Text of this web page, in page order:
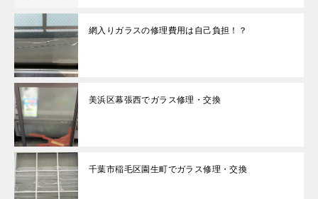
網入りガラスの修理費用は自己負担！？
美浜区幕張西でガラス修理・交換
千葉市稲毛区園生町でガラス修理・交換